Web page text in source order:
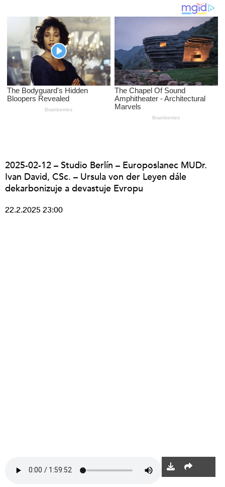
2025-02-12 – Studio Berlín – Europoslanec MUDr.
Ivan David, CSc. – Ursula von der Leyen dále
dekarbonizuje a devastuje Evropu
22.2.2025 23:00